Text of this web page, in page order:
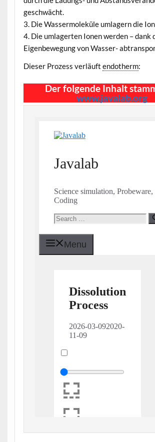
geschwächt.
3. Die Wassermoleküle umlagern die
4. Die umlagerten Ionen werden – dank
Eigenbewegung von Wasser-
Dieser Prozess verläuft endotherm:
Der folgende Inhalt
www.javalab.org